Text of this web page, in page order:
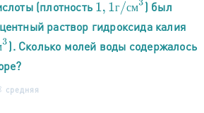
(плотность
г см
1 ,1г/см3 ) был
раствор гидроксида калия
). Сколько молей воды содержалось
средняя